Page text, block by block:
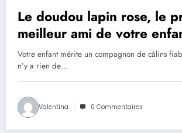
Le doudou lapin rose, le
meilleur ami de votre
Votre enfant mérite un compagnon de câlins
n’y a rien de…
Valentina 0 Commentaires